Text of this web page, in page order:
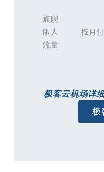
旗舰
版大
流量
按月付
极客云机场详
极